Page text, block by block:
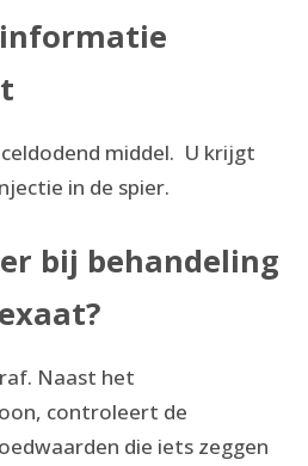
middel. U krijgt
in de spier.
bij behandeling
Naast het
controleert de
die iets zeggen